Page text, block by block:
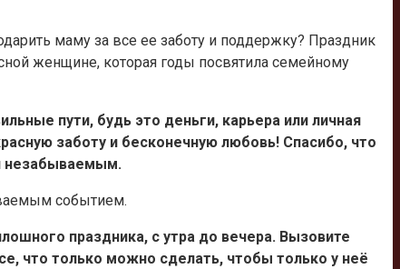
маму за все ее заботу и поддержку? Праздник
женщине, которая годы посвятила семейному
пути, будь это деньги, карьера или личная
заботу и бесконечную любовь! Спасибо, что
незабываемым.
событием.
праздника, с утра до вечера. Вызовите
что только можно сделать, чтобы только у неё